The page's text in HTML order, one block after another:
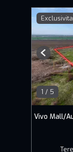
1 / 5
Previous
Vivo Mall/